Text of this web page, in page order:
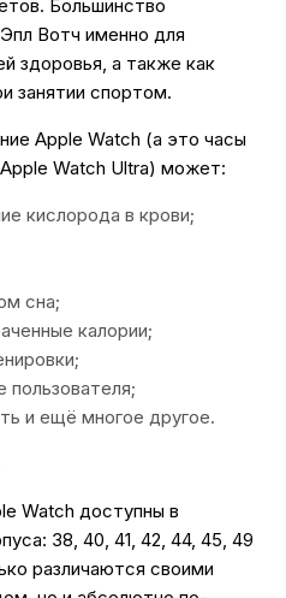
Большинство
Вотч именно для
здоровья, а также как
занятии спортом.
Apple Watch (а это часы
Watch Ultra) может:
кислорода в крови;
сна;
калории;
пользователя;
и ещё многое другое.
Watch доступны в
38, 40, 41, 42, 44, 45, 49
различаются своими